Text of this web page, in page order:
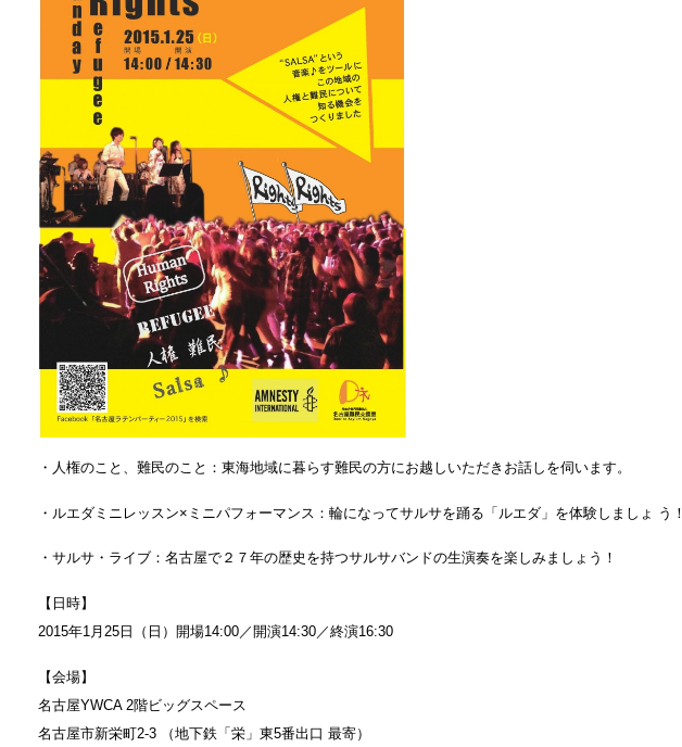
・人権のこと、難民のこと：東海地域に暮らす難民の方にお越しいただきお話しを伺います。
・ルエダミニレッスン×ミニパフォーマンス：輪になってサルサを踊る「ルエダ」を体験しましょ う！
・サルサ・ライブ：名古屋で２７年の歴史を持つサルサバンドの生演奏を楽しみましょう！
【日時】
2015年1月25日（日）開場14:00／開演14:30／終演16:30
【会場】
名古屋YWCA 2階ビッグスペース
名古屋市新栄町2-3 （地下鉄「栄」東5番出口 最寄）